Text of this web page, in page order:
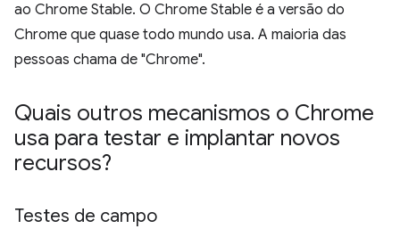
ao Chrome Stable. O Chrome Stable é a versão do
Chrome que quase todo mundo usa. A maioria das
pessoas chama de "Chrome".
Quais outros mecanismos o Chrome
usa para testar e implantar novos
recursos?
Testes de campo